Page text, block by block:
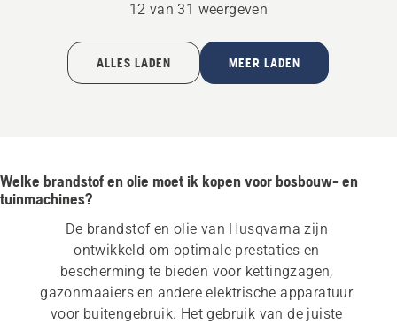
12 van 31 weergeven
ALLES LADEN MEER LADEN
Welke brandstof en olie moet ik kopen voor bosbouw- en
tuinmachines?
De brandstof en olie van Husqvarna zijn
ontwikkeld om optimale prestaties en
bescherming te bieden voor kettingzagen,
gazonmaaiers en andere elektrische apparatuur
voor buitengebruik. Het gebruik van de juiste